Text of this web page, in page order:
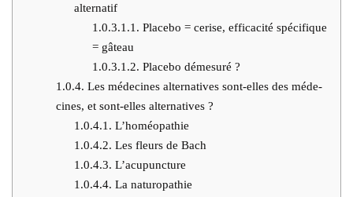
alter­na­tif
1.0.3.1.1. Pla­ce­bo = cerise, effi­ca­ci­té spé­ci­fique
= gâteau
1.0.3.1.2. Pla­ce­bo déme­su­ré ?
1.0.4. Les méde­cines alter­na­tives sont-elles des méde­
cines, et sont-elles alter­na­tives ?
1.0.4.1. L’homéopathie
1.0.4.2. Les fleurs de Bach
1.0.4.3. L’acupuncture
1.0.4.4. La natu­ro­pa­thie